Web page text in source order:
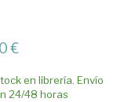
€
en librería. Envío
24/48 horas